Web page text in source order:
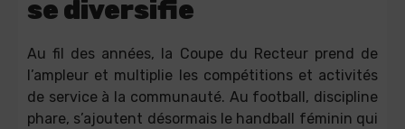
se diversifie
Au fil des années, la Coupe du Recteur prend de
l’ampleur et multiplie les compétitions et activités
de service à la communauté. Au football, discipline
phare, s’ajoutent désormais le handball féminin qui